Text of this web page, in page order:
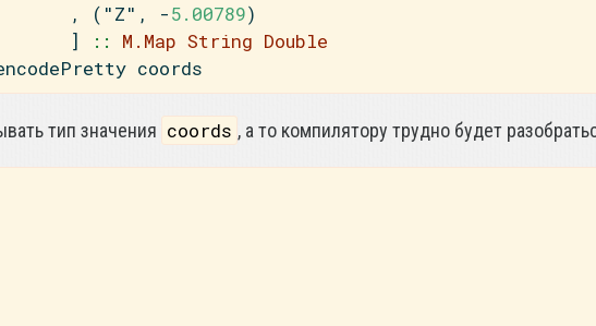
, (
"Z" , -5.00789)
]
:: M.Map String Double
coords
тип значения coords , а то компилятору трудно будет